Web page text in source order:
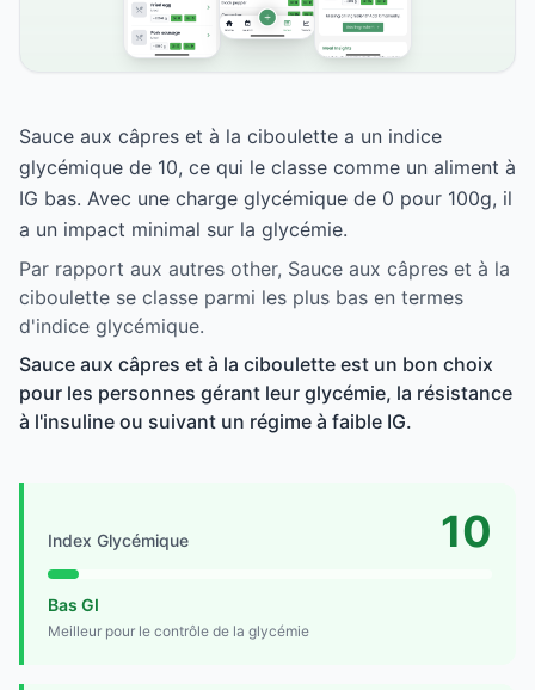
Sauce aux câpres et à la ciboulette a un indice
glycémique de 10, ce qui le classe comme un aliment à
IG bas. Avec une charge glycémique de 0 pour 100g, il
a un impact minimal sur la glycémie.
Par rapport aux autres other, Sauce aux câpres et à la
ciboulette se classe parmi les plus bas en termes
d'indice glycémique.
Sauce aux câpres et à la ciboulette est un bon choix
pour les personnes gérant leur glycémie, la résistance
à l'insuline ou suivant un régime à faible IG.
Index Glycémique 10
Bas GI
Meilleur pour le contrôle de la glycémie